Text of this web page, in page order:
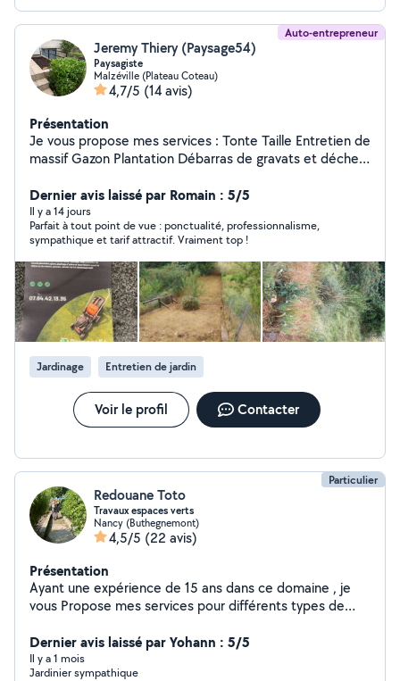
Auto-entrepreneur
Jeremy Thiery (Paysage54)
Paysagiste
Malzéville (Plateau Coteau)
4,7/5 (14 avis)
Présentation
Je vous propose mes services : Tonte Taille Entretien de
massif Gazon Plantation Débarras de gravats et déchet
Dernier avis laissé par Romain : 5/5
Il y a 14 jours
Parfait à tout point de vue : ponctualité, professionnalisme,
sympathique et tarif attractif. Vraiment top !
Jardinage Entretien de jardin
Voir le profil Contacter
Particulier
Redouane Toto
Travaux espaces verts
Nancy (Buthegnemont)
4,5/5 (22 avis)
Présentation
Ayant une expérience de 15 ans dans ce domaine , je
vous Propose mes services pour différents types de
Dernier avis laissé par Yohann : 5/5
Il y a 1 mois
Jardinier sympathique